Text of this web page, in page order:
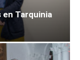
en Tarquinia